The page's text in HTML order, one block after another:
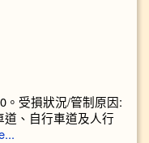
。受損狀況/管制原因:
、自行車道及人行